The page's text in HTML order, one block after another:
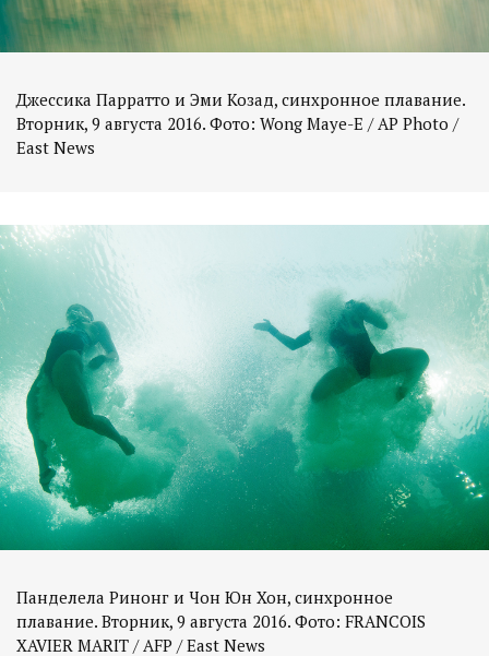
Джессика Парратто и Эми Козад, синхронное плавание.
Вторник, 9 августа 2016. Фото: Wong Maye-E / AP Photo /
Панделела Ринонг и Чон Юн Хон, синхронное
плавание. Вторник, 9 августа 2016. Фото: FRANCOIS